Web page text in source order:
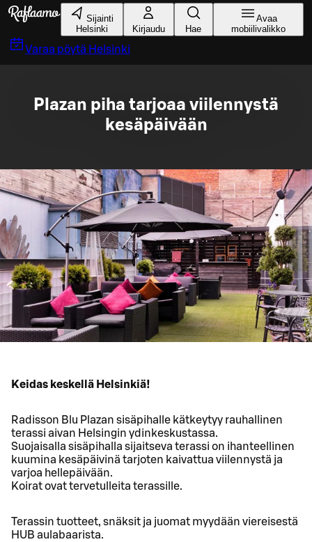
Siirry pääsisältöön
Sijainti
Helsinki
Kirjaudu Hae
Avaa
mobiilivalikko
Varaa pöytä Helsinki
Plazan piha tarjoaa viilennystä
kesäpäivään
Keidas keskellä Helsinkiä!
Radisson Blu Plazan sisäpihalle kätkeytyy rauhallinen
terassi aivan Helsingin ydinkeskustassa.
Suojaisalla sisäpihalla sijaitseva terassi on ihanteellinen
kuumina kesäpäivinä tarjoten kaivattua viilennystä ja
varjoa hellepäivään.
Koirat ovat tervetulleita terassille.
Terassin tuotteet, snäksit ja juomat myydään viereisestä
HUB aulabaarista.